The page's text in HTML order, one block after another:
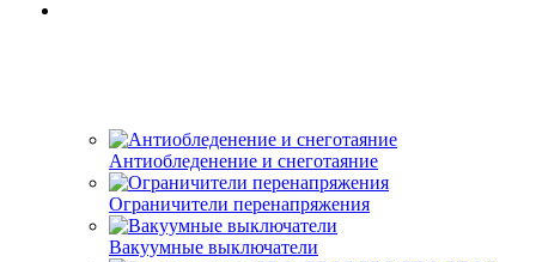
Антиобледенение и снеготаяние
Ограничители перенапряжения
Вакуумные выключатели